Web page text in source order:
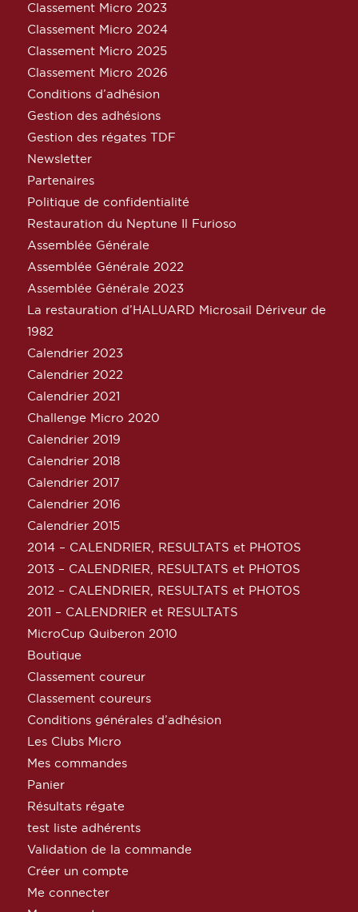
Classement Micro 2023
Classement Micro 2024
Classement Micro 2025
Classement Micro 2026
Conditions d’adhésion
Gestion des adhésions
Gestion des régates TDF
Newsletter
Partenaires
Politique de confidentialité
Restauration du Neptune Il Furioso
Assemblée Générale
Assemblée Générale 2022
Assemblée Générale 2023
La restauration d’HALUARD Microsail Dériveur de
1982
Calendrier 2023
Calendrier 2022
Calendrier 2021
Challenge Micro 2020
Calendrier 2019
Calendrier 2018
Calendrier 2017
Calendrier 2016
Calendrier 2015
2014 – CALENDRIER, RESULTATS et PHOTOS
2013 – CALENDRIER, RESULTATS et PHOTOS
2012 – CALENDRIER, RESULTATS et PHOTOS
2011 – CALENDRIER et RESULTATS
MicroCup Quiberon 2010
Boutique
Classement coureur
Classement coureurs
Conditions générales d’adhésion
Les Clubs Micro
Mes commandes
Panier
Résultats régate
test liste adhérents
Validation de la commande
Créer un compte
Me connecter